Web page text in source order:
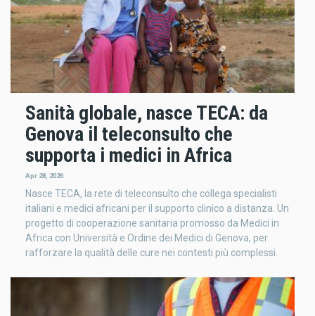
Sanità globale, nasce TECA: da
Genova il teleconsulto che
supporta i medici in Africa
Apr 28, 2026
Nasce TECA, la rete di teleconsulto che collega specialisti
italiani e medici africani per il supporto clinico a distanza. Un
progetto di cooperazione sanitaria promosso da Medici in
Africa con Università e Ordine dei Medici di Genova, per
rafforzare la qualità delle cure nei contesti più complessi.